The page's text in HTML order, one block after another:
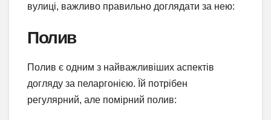
вулиці, важливо правильно доглядати за нею:
Полив
Полив є одним з найважливіших аспектів
догляду за пеларгонією. Їй потрібен
регулярний, але помірний полив: